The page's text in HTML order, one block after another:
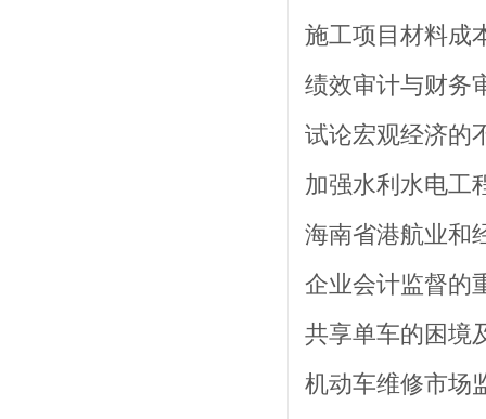
施工项目材料成
绩效审计与财务
试论宏观经济的
加强水利水电工
海南省港航业和
企业会计监督的
共享单车的困境
机动车维修市场